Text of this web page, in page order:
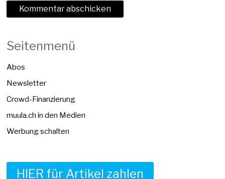
Seitenmenü
Abos
Newsletter
Crowd-Finanzierung
muula.ch in den Medien
Werbung schalten
HIER für Artikel zahlen